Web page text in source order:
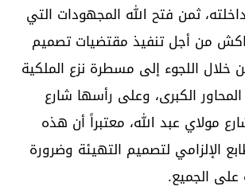
ثمن فتح الله المجهودات التي
من أجل تنفيذ مقتضيات تصميم
خلال اللجوء إلى مسطرة نزع الملكية
الكبرى، وعلى رأسها شارع
مولاي عبد الله، معتبراً أن هذه
الإلزامي لتصميم التهيئة وضرورة
على الجميع.